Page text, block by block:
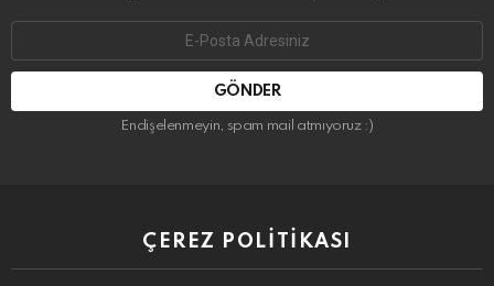
Endişelenmeyin, spam mail atmıyoruz :)
ÇEREZ POLITIKASI